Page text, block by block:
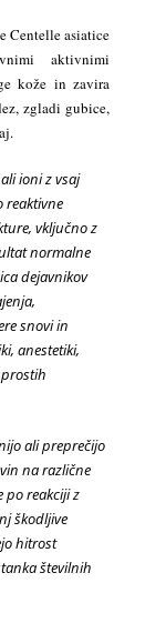
Centelle asiatice
aktivnimi
kože in zavira
zgladi gubice,
ioni z vsaj
reaktivne
vključno z
normalne
dejavnikov
snovi in
anestetiki,
ali preprečijo
na različne
po reakciji z
škodljive
hitrost
številnih